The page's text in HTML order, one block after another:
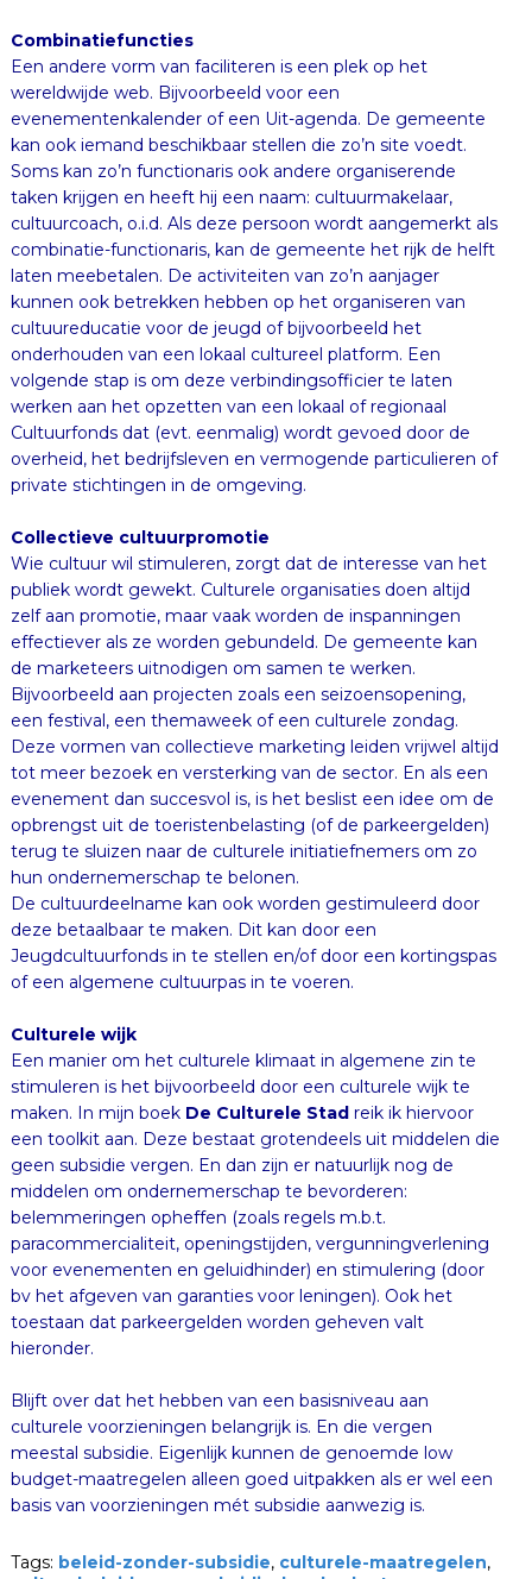
Combinatiefuncties
Een andere vorm van faciliteren is een plek op het
wereldwijde web. Bijvoorbeeld voor een
evenementenkalender of een Uit-agenda. De gemeente
kan ook iemand beschikbaar stellen die zo’n site voedt.
Soms kan zo’n functionaris ook andere organiserende
taken krijgen en heeft hij een naam: cultuurmakelaar,
cultuurcoach, o.i.d. Als deze persoon wordt aangemerkt als
combinatie-functionaris, kan de gemeente het rijk de helft
laten meebetalen. De activiteiten van zo’n aanjager
kunnen ook betrekken hebben op het organiseren van
cultuureducatie voor de jeugd of bijvoorbeeld het
onderhouden van een lokaal cultureel platform. Een
volgende stap is om deze verbindingsofficier te laten
werken aan het opzetten van een lokaal of regionaal
Cultuurfonds dat (evt. eenmalig) wordt gevoed door de
overheid, het bedrijfsleven en vermogende particulieren of
private stichtingen in de omgeving.
Collectieve cultuurpromotie
Wie cultuur wil stimuleren, zorgt dat de interesse van het
publiek wordt gewekt. Culturele organisaties doen altijd
zelf aan promotie, maar vaak worden de inspanningen
effectiever als ze worden gebundeld. De gemeente kan
de marketeers uitnodigen om samen te werken.
Bijvoorbeeld aan projecten zoals een seizoensopening,
een festival, een themaweek of een culturele zondag.
Deze vormen van collectieve marketing leiden vrijwel altijd
tot meer bezoek en versterking van de sector. En als een
evenement dan succesvol is, is het beslist een idee om de
opbrengst uit de toeristenbelasting (of de parkeergelden)
terug te sluizen naar de culturele initiatiefnemers om zo
hun ondernemerschap te belonen.
De cultuurdeelname kan ook worden gestimuleerd door
deze betaalbaar te maken. Dit kan door een
Jeugdcultuurfonds in te stellen en/of door een kortingspas
of een algemene cultuurpas in te voeren.
Culturele wijk
Een manier om het culturele klimaat in algemene zin te
stimuleren is het bijvoorbeeld door een culturele wijk te
maken. In mijn boek De Culturele Stad reik ik hiervoor
een toolkit aan. Deze bestaat grotendeels uit middelen die
geen subsidie vergen. En dan zijn er natuurlijk nog de
middelen om ondernemerschap te bevorderen:
belemmeringen opheffen (zoals regels m.b.t.
paracommercialiteit, openingstijden, vergunningverlening
voor evenementen en geluidhinder) en stimulering (door
bv het afgeven van garanties voor leningen). Ook het
toestaan dat parkeergelden worden geheven valt
hieronder.
Blijft over dat het hebben van een basisniveau aan
culturele voorzieningen belangrijk is. En die vergen
meestal subsidie. Eigenlijk kunnen de genoemde low
budget-maatregelen alleen goed uitpakken als er wel een
basis van voorzieningen mét subsidie aanwezig is.
Tags: beleid-zonder-subsidie, culturele-maatregelen,